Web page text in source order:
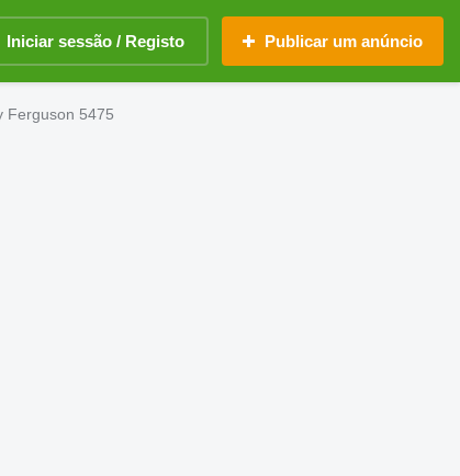
Iniciar sessão / Registo Publicar um anúncio
Ferguson 5475